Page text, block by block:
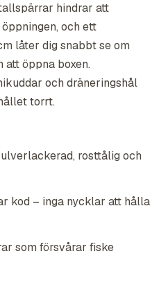
hindrar att
och ett
låter dig snabbt se om
att öppna boxen.
och dräneringshål
torrt.
rosttålig och
kod – inga nycklar att hålla
som försvårar fiske